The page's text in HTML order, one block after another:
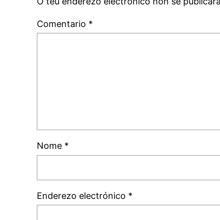
Comentario *
Nome *
Enderezo electrónico *